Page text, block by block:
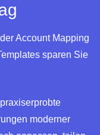
Account Mapping
sparen Sie
moderner